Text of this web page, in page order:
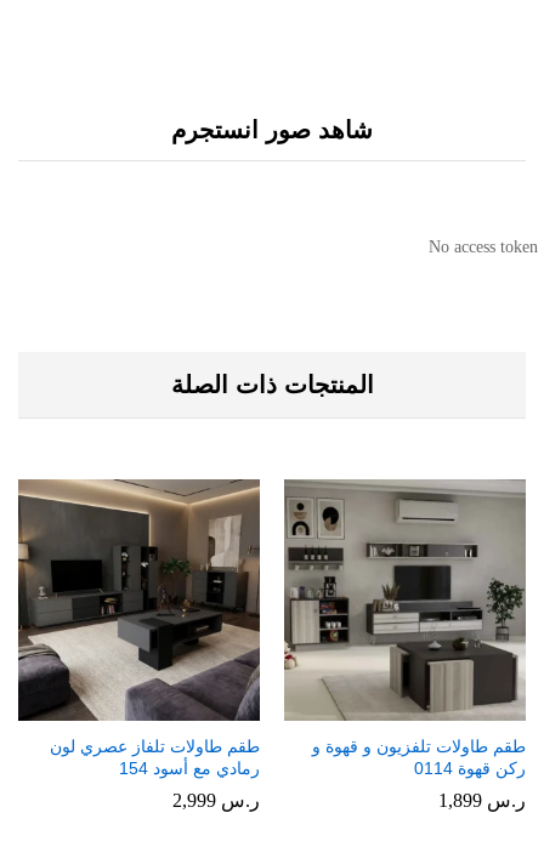
شاهد صور انستجرم
No access token
المنتجات ذات الصلة
طقم طاولات تلفزيون و قهوة و
ركن قهوة 0114
ر.س
طقم طاولات تلفاز عصري لون
رمادي مع أسود 154
ر.س